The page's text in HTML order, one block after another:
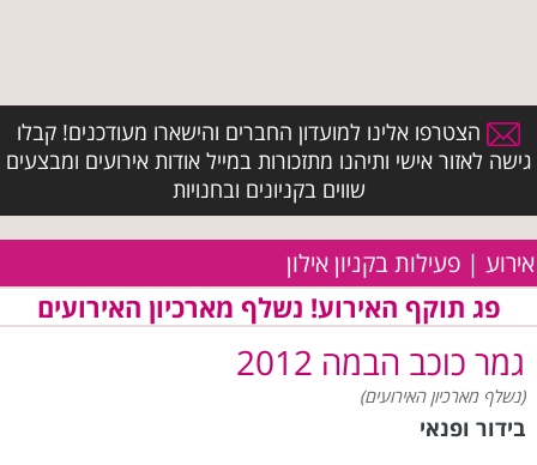
הצטרפו אלינו למועדון החברים והישארו מעודכנים! קבלו
גישה לאזור אישי ותיהנו מתזכורות במייל אודות אירועים ומבצעים
שווים בקניונים ובחנויות
אירוע | פעילות בקניון אילון
פג תוקף האירוע! נשלף מארכיון האירועים
גמר כוכב הבמה 2012
(נשלף מארכיון האירועים)
בידור ופנאי